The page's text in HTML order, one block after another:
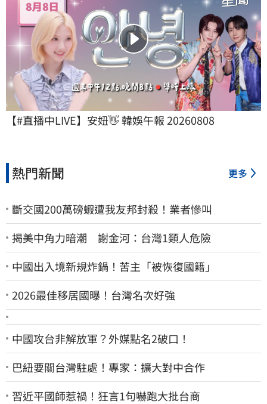
【#直播中LIVE】安妞👋 韓娛午報 20260808
熱門新聞 更多
斷交國200萬磅蝦遭我友邦封殺！業者慘叫
揭美中角力暗潮 謝金河：台灣1類人危險
中國出入境新規炸鍋！苦主「被恢復國籍」
2026最佳移居國曝！台灣名次好強
中國攻台非解放軍？外媒點名2破口！
巴紐要關台灣駐處！專家：擴大對中合作
習近平國師惹禍！狂言1句嚇跑大批台商